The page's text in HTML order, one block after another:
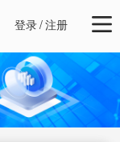
登录/注册